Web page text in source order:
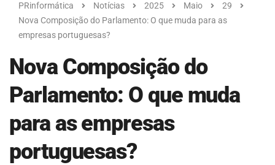
PRinformática Notícias 2025 Maio
29
Nova Composição do Parlamento: O que muda para as
empresas portuguesas?
Nova Composição do
Parlamento: O que muda
para as empresas
portuguesas?